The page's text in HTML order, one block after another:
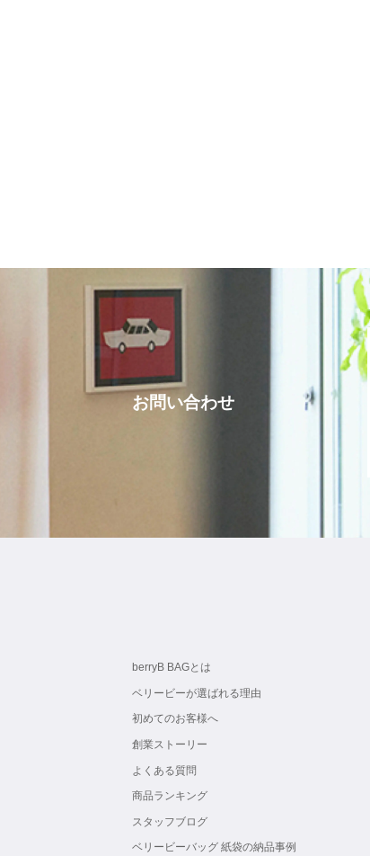
お問い合わせ
berryB BAGとは
ベリービーが選ばれる理由
初めてのお客様へ
創業ストーリー
よくある質問
商品ランキング
スタッフブログ
ベリービーバッグ 紙袋の納品事例